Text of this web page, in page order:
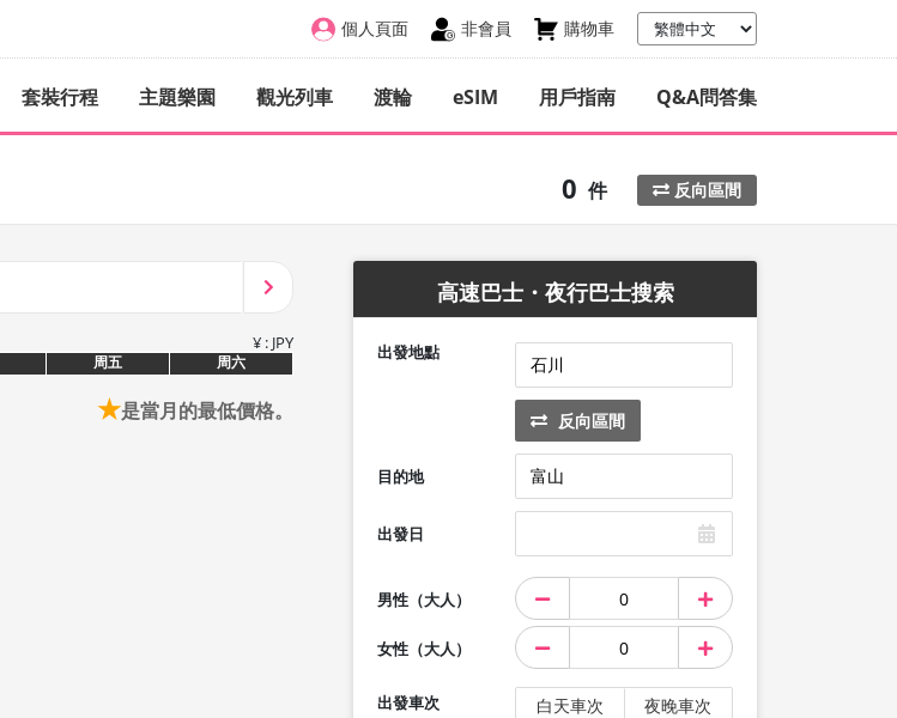
個人頁面 非會員 購物車
套裝行程 主題樂園 觀光列車 渡輪 eSIM 用戶指南 Q&A問答集
0 件 反向區間
¥ : JPY
周五 周六
★是當月的最低價格。
高速巴士・夜行巴士搜索
出發地點
反向區間
目的地
出發日
男性（大人）
女性（大人）
出發車次 白天車次 夜晚車次